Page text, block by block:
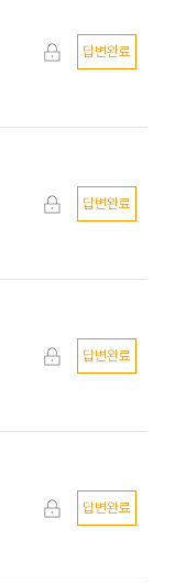
답변완료
답변완료
답변완료
답변완료